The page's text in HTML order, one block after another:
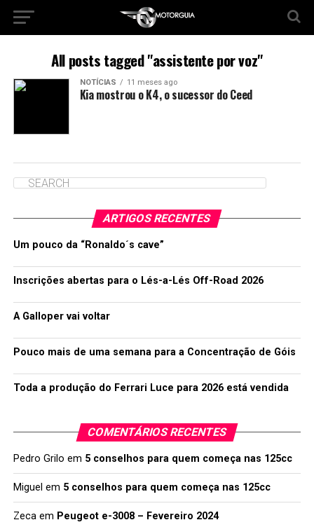
All posts tagged "assistente por voz"
NOTÍCIAS 11 meses ago
Kia mostrou o K4, o sucessor do Ceed
ARTIGOS RECENTES
Um pouco da “Ronaldo´s cave”
Inscrições abertas para o Lés-a-Lés Off-Road 2026
A Galloper vai voltar
Pouco mais de uma semana para a Concentração de Góis
Toda a produção do Ferrari Luce para 2026 está vendida
COMENTÁRIOS RECENTES
Pedro Grilo em 5 conselhos para quem começa nas 125cc
Miguel em 5 conselhos para quem começa nas 125cc
Zecaem Peugeot e-3008 – Fevereiro 2024